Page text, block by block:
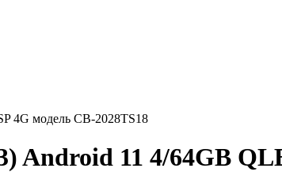
4G модель CB-2028TS18
Android 11 4/64GB